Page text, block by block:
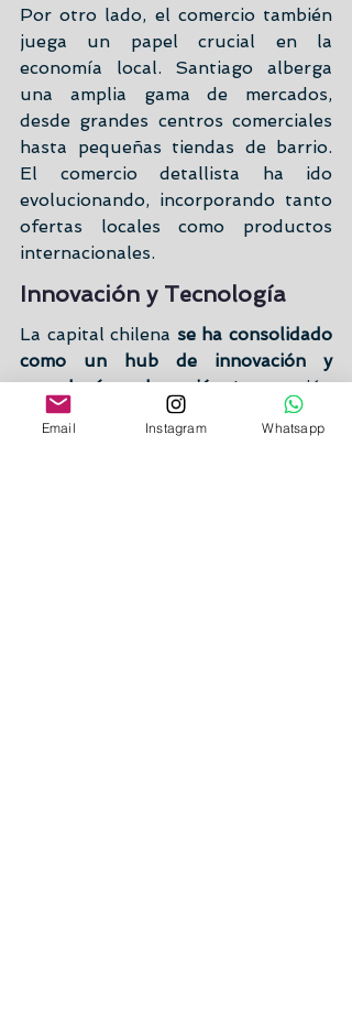
Por otro lado, el comercio también
juega un papel crucial en la
economía local. Santiago alberga
una amplia gama de mercados,
desde grandes centros comerciales
hasta pequeñas tiendas de barrio.
El comercio detallista ha ido
evolucionando, incorporando tanto
ofertas locales como productos
internacionales.
Innovación y Tecnología
La capital chilena se ha consolidado
como un hub de innovación y
tecnología en la región. La creación
de diversas iniciativas ha fomentado
el emprendimiento y el desarrollo
Email Instagram Whatsapp